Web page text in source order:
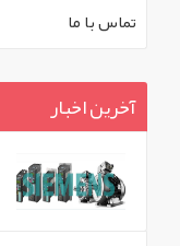
تماس با ما
آخرین اخبار